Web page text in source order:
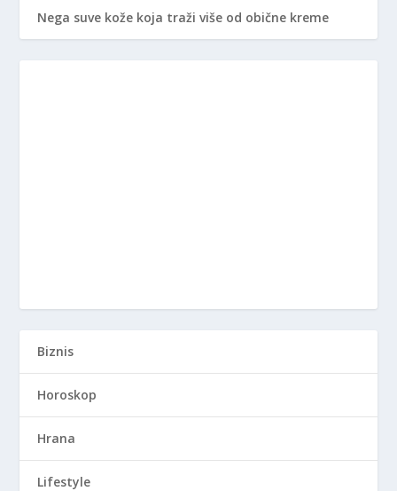
Nega suve kože koja traži više od obične kreme
Biznis
Horoskop
Hrana
Lifestyle